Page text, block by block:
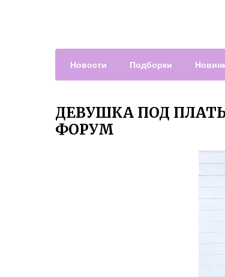
Новости Подборки
ДЕВУШКА ПОД
ФОРУМ